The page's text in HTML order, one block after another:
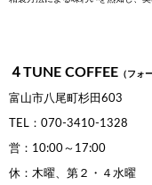
４TUNE COFFEE （ フォ
富山市八尾町杉田603
TEL：070-3410-1328
営：10:00～17:00
休：木曜、第２・４水曜